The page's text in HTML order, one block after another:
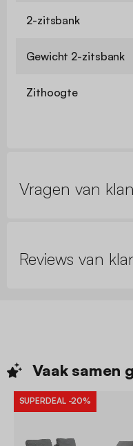
2-zitsbank
Gewicht 2-zitsbank
Zithoogte
Vragen van
Reviews van
Vaak samen
SUPERDEAL -20%